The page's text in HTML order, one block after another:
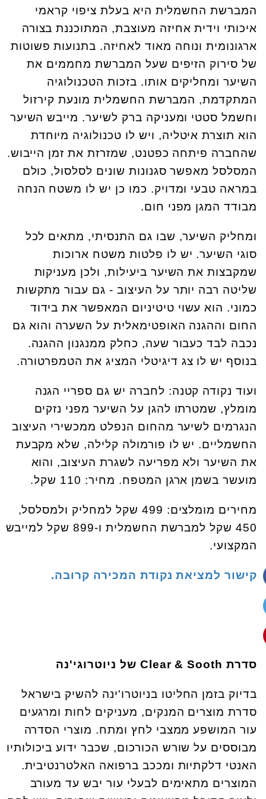
המברשת החשמלית היא בעלת ציפוי קראמי
איכותי וידית אחיזה מעוצבת, המתוכננת בצורה
ארגונומית ונוחה מאוד לאחיזה. בתנועות פשוטות
של סירוק הזיפים שעל המברשת מחממים את
השיער ומחליקים אותו. בזכות הטכנולוגיה
המתקדמת, המברשת החשמלית מונעת קירזול
וחשמל סטטי ומעניקה ברק לשיער. מייבש השיער
הוא תוצרת איטליה, ויש לו טכנולוגיה מיוחדת
שהחברה פיתחה כפטנט, שמזרזת את זמן הייבוש.
המסלסל מאפשר סגנונות שונים לסלסול, כולם
במראה טבעי ומדויק. כמו כן יש לו משטח הנחה
מבודד המגן מפני חום.
ומחליק השיער, שבו גם התנסיתי, מתאים לכל
סוגי השיער. יש לו פלטות משטח ארוכות
שמקבצות את השיער ביעילות, ולכן מעניקות
שליטה רבה יותר על העיצוב - גם עבור מתקשות
כמוני. הוא עשוי טיטיניום המאפשר את בידוד
החום וההגנה האופטימאלית על השערה והוא גם
נכבה לבד כעבור שעה, כחלק ממנגנון ההגנה.
בנוסף יש לו צג דיגיטלי המציג את הטמפרטורה.
ועוד נקודה קטנה: לחברה יש גם ספריי הגנה
מומלץ, שמטרתו להגן על השיער מפני נזקים
הנגרמים לשיער מהחום הנפלט ממכשירי העיצוב
החשמליים. יש לו פורמולה קלילה, שלא מקבעת
את השיער ולא מפריעה לשגרת העיצוב, והוא
מועשר בשמן ארגן המטפח. מחיר: 110 שקל.
מחירים מומלצים: 499 שקל למחליק ולמסלסל,
450 שקל למברשת החשמלית ו-899 שקל למייבש
המקצועי.
קישור למציאת נקודת המכירה קרובה.
סדרת Clear & Sooth של ניוטרוגי'נה
בדיוק בזמן החליטו בניוטרו'ינה להשיק בישראל
סדרת מוצרים המנקים, מעניקים לחות ומרגעים
עור המושפע ממצבי לחץ ומתח. מוצרי הסדרה
מבוססים על שורש הכורכום, שכבר ידוע ביכולותיו
האנטי דלקתיות ומככב ברפואה האלטרנטיבית.
המוצרים מתאימים לבעלי עור יבש עד מעורב